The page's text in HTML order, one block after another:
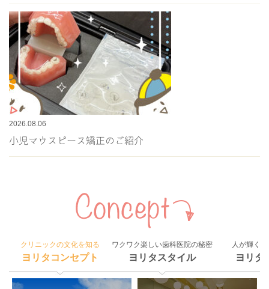
2026.08.06
小児マウスピース矯正のご紹介
クリニックの文化を知る
ヨリタコンセプト
ワクワク楽しい歯科医院の秘密
ヨリタスタイル
人が輝く
ヨリタ